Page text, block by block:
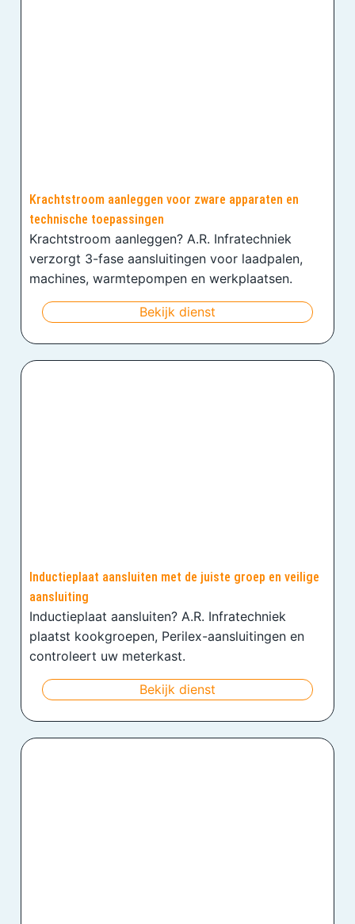
Krachtstroom aanleggen voor zware apparaten en
technische toepassingen
Krachtstroom aanleggen? A.R. Infratechniek
verzorgt 3-fase aansluitingen voor laadpalen,
machines, warmtepompen en werkplaatsen.
Bekijk dienst
Inductieplaat aansluiten met de juiste groep en veilige
aansluiting
Inductieplaat aansluiten? A.R. Infratechniek
plaatst kookgroepen, Perilex-aansluitingen en
controleert uw meterkast.
Bekijk dienst